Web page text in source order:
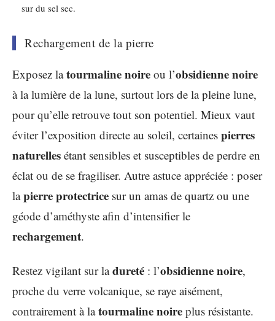
sur du sel sec.
Rechargement de la pierre
Exposez latourmaline noire ou l’obsidienne noire
à la lumière de la lune, surtout lors de la pleine lune,
pour qu’elle retrouve tout son potentiel. Mieux vaut
éviter l’exposition directe au soleil, certaines pierres
naturelles étant sensibles et susceptibles de perdre en
éclat ou de se fragiliser. Autre astuce appréciée : poser
lapierre protectrice sur un amas de quartz ou une
géode d’améthyste afin d’intensifier le
rechargement.
Restez vigilant sur ladureté : l’obsidienne noire,
proche du verre volcanique, se raye aisément,
contrairement à latourmaline noire plus résistante.